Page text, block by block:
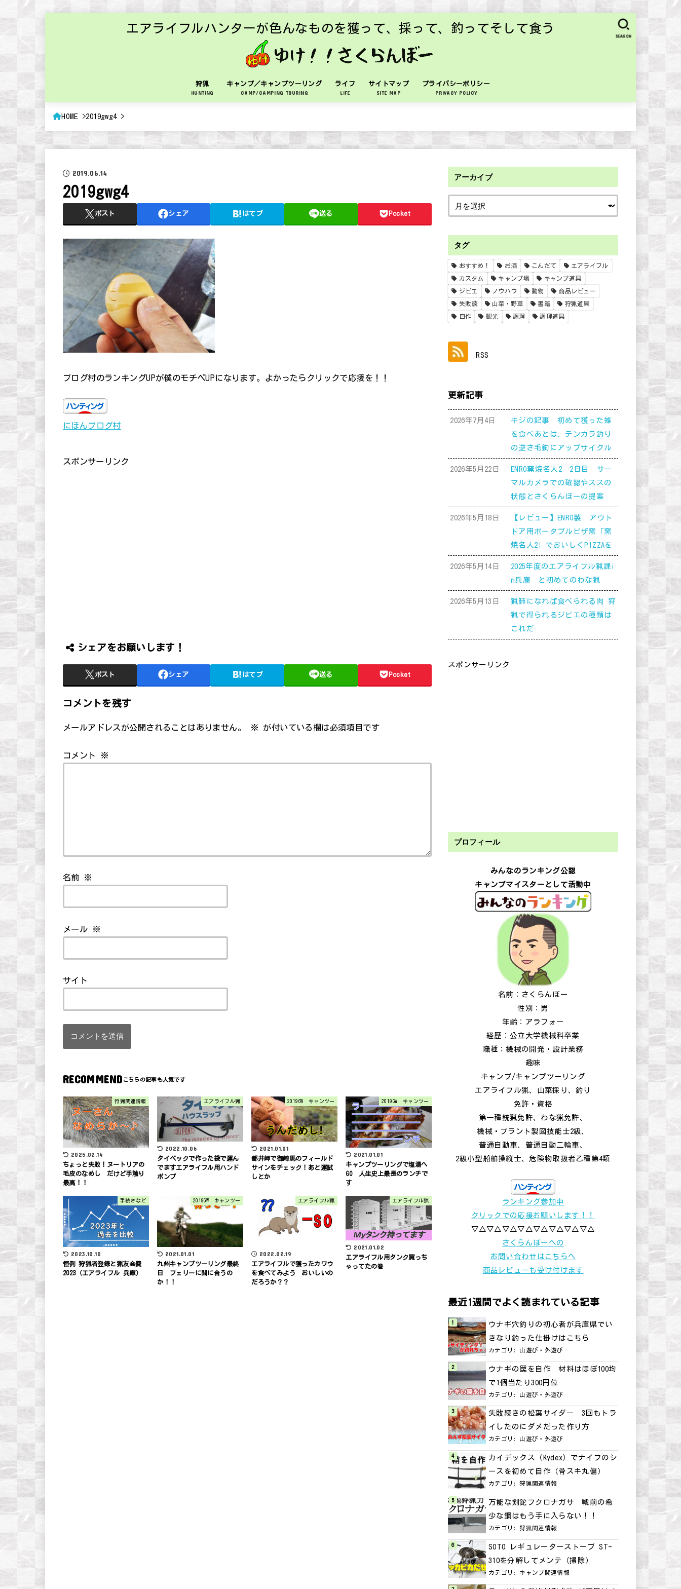
エアライフルハンターが色んなものを獲って、採って、釣ってそして食う
狩猟
HUNTING
キャンプ／キャンプツーリング
CAMP/CAMPING TOURING
ライフ
LIFE
サイトマップ
SITE MAP
プライバシーポリシー
PRIVACY POLICY
SEARCH
HOME 2019gwg4
2019.06.14
2019gwg4
ポスト シェア はてブ 送る Pocket
ブログ村のランキングUPが僕のモチベUPになります。よかったらクリックで応援を！！
にほんブログ村
スポンサーリンク
シェアをお願いします！
ポスト シェア はてブ 送る Pocket
コメントを残す
メールアドレスが公開されることはありません。 ※ が付いている欄は必須項目です
コメント ※
名前 ※
メール ※
サイト
RECOMMEND
狩猟関連情報
2025.02.14
ちょっと失敗！ヌートリアの
毛皮のなめし だけど手触り
最高！！
エアライフル猟
2022.10.06
タイベックで作った袋で運ん
でますエアライフル用ハンド
ポンプ
2019GW キャンツー
2021.01.01
都井岬で御崎馬のフィールド
サインをチェック！あと運試
しとか
2019GW キャンツー
2021.01.01
キャンプツーリングで塩湯へ
GO 人生史上最長のランチで
す
手続きなど
2023.10.10
恒例 狩猟者登録と猟友会費
2023（エアライフル 兵庫）
2019GW キャンツー
2021.01.01
九州キャンプツーリング最終
日 フェリーに間に合うの
か！！
エアライフル猟
2022.02.19
エアライフルで獲ったカワウ
を食べてみよう おいしいの
だろうか？？
エアライフル猟
2021.01.02
エアライフル用タンク買っち
ゃってたの巻
アーカイブ
タグ
おすすめ！ お酒 こんだて エアライフル
カスタム キャンプ場 キャンプ道具
ジビエ ノウハウ 動物 商品レビュー
失敗談 山菜・野草 書籍 狩猟道具
自作 観光 調理 調理道具
RSS
更新記事
2026年7月4日
キジの記事 初めて獲った雉
を食べあとは、テンカラ釣り
の逆さ毛鉤にアップサイクル
2026年5月22日
ENRO窯焼名人2 2日目 サー
マルカメラでの確認やススの
状態とさくらんぼーの提案
2026年5月18日
【レビュー】ENRO製 アウト
ドア用ポータブルピザ窯「窯
焼名人2」でおいしくPIZZAを
2026年5月14日
2025年度のエアライフル猟課i
n兵庫 と初めてのわな猟
2026年5月13日
猟師になれば食べられる肉 狩
猟で得られるジビエの種類は
これだ
スポンサーリンク
プロフィール
みんなのランキング公認
キャンプマイスターとして活動中
名前：さくらんぼー
性別：男
年齢：アラフォー
経歴：公立大学機械科卒業
職種：機械の開発・設計業務
趣味
キャンプ/キャンプツーリング
エアライフル猟、山菜採り、釣り
免許・資格
第一種銃猟免許、わな猟免許、
機械・プラント製図技能士2級、
普通自動車、普通自動二輪車、
2級小型船舶操縦士、危険物取扱者乙種第4類
ランキング参加中
クリックでの応援お願いします！！
▽△▽△▽△▽△▽△▽△▽△▽△
さくらんぼーへの
お問い合わせはこちらへ
商品レビューも受け付けます
最近1週間でよく読まれている記事
ウナギ穴釣りの初心者が兵庫県でい
きなり釣った仕掛けはこちら
カテゴリ: 山遊び・外遊び
ウナギの罠を自作 材料はほぼ100均
で1個当たり300円位
カテゴリ: 山遊び・外遊び
失敗続きの松葉サイダー 3回もトラ
イしたのにダメだった作り方
カテゴリ: 山遊び・外遊び
カイデックス（Kydex）でナイフのシ
ースを初めて自作（骨スキ丸偏）
カテゴリ:狩猟関連情報
万能な剣鉈フクロナガサ 戦前の希
少な鋼はもう手に入らない！！
カテゴリ:狩猟関連情報
SOTO レギュレーターストーブ ST-
310を分解してメンテ（掃除）
カテゴリ:キャンプ関連情報